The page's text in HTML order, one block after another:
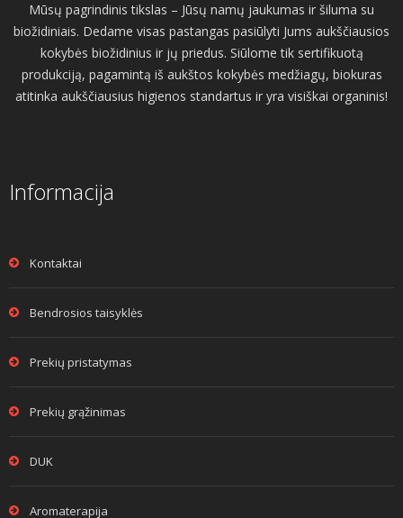
Mūsų pagrindinis tikslas – Jūsų namų jaukumas ir šiluma su
biožidiniais. Dedame visas pastangas pasiūlyti Jums aukščiausios
kokybės biožidinius ir jų priedus. Siūlome tik sertifikuotą
produkciją, pagamintą iš aukštos kokybės medžiagų, biokuras
atitinka aukščiausius higienos standartus ir yra visiškai organinis!
Informacija
Kontaktai
Bendrosios taisyklės
Prekių pristatymas
Prekių grąžinimas
DUK
Aromaterapija